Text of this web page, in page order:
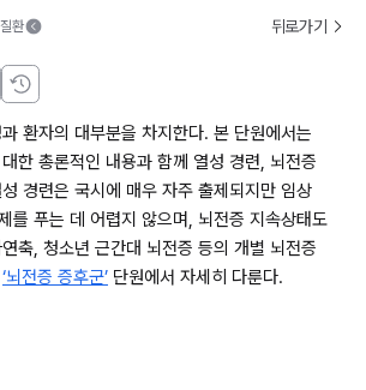
환 뒤로가기
환자의 대부분을 차지한다. 본 단원에서는
한 총론적인 내용과 함께 열성 경련, 뇌전증
경련은 국시에 매우 자주 출제되지만 임상
를 푸는 데 어렵지 않으며, 뇌전증 지속상태도
축, 청소년 근간대 뇌전증 등의 개별 뇌전증
‘뇌전증 증후군’ 단원에서 자세히 다룬다.